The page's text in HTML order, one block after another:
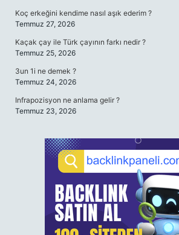
Koç erkeğini kendime nasıl aşık ederim ?
Temmuz 27, 2026
Kaçak çay ile Türk çayının farkı nedir ?
Temmuz 25, 2026
3un 1i ne demek ?
Temmuz 24, 2026
Infrapozisyon ne anlama gelir ?
Temmuz 23, 2026